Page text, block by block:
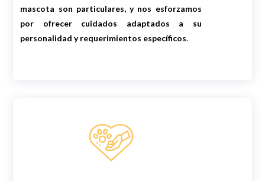
mascota son particulares, y nos esforzamos
por ofrecer cuidados adaptados a su
personalidad y requerimientos específicos.